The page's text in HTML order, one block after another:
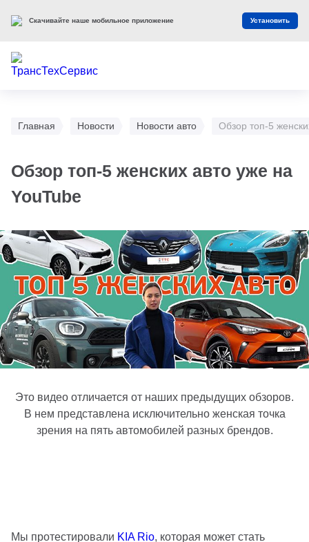
Главная Новости Новости авто Обзор топ-5
Обзор топ-5 женских авто уже на
YouTube
Это видео отличается от наших предыдущих обзоров.
В нем представлена исключительно женская точка
зрения на пять автомобилей разных брендов.
Мы протестировали KIA Rio, которая может стать
Скачивайте наше мобильное приложение Установить